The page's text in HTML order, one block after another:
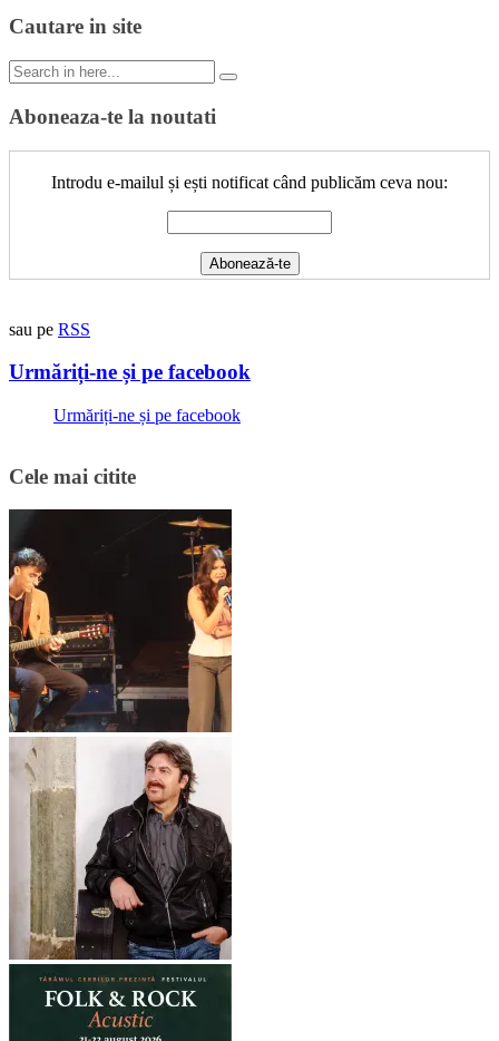
Cautare in site
Search
for:
Aboneaza-te la noutati
Introdu e-mailul și ești notificat când publicăm ceva nou:
sau pe RSS
Urmăriți-ne și pe facebook
Urmăriți-ne și pe facebook
Cele mai citite